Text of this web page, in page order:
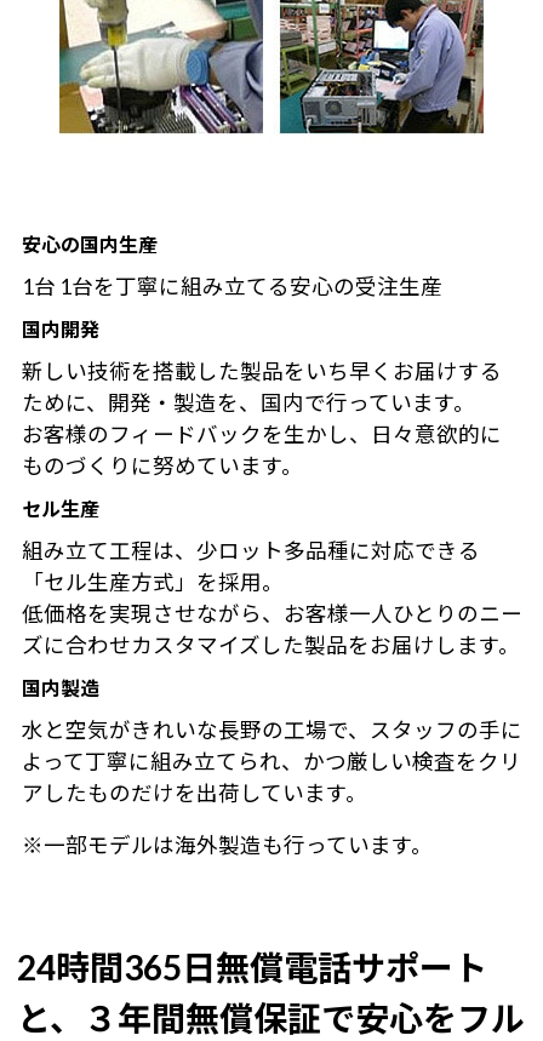
安心の国内生産
1台 1台を丁寧に組み立てる安心の受注生産
国内開発
新しい技術を搭載した製品をいち早くお届けする
ために、開発・製造を、国内で行っています。
お客様のフィードバックを生かし、日々意欲的に
ものづくりに努めています。
セル生産
組み立て工程は、少ロット多品種に対応できる
「セル生産方式」を採用。
低価格を実現させながら、お客様一人ひとりのニー
ズに合わせカスタマイズした製品をお届けします。
国内製造
水と空気がきれいな長野の工場で、スタッフの手に
よって丁寧に組み立てられ、かつ厳しい検査をクリ
アしたものだけを出荷しています。
※一部モデルは海外製造も行っています。
24時間365日無償電話サポート
と、３年間無償保証で安心をフル